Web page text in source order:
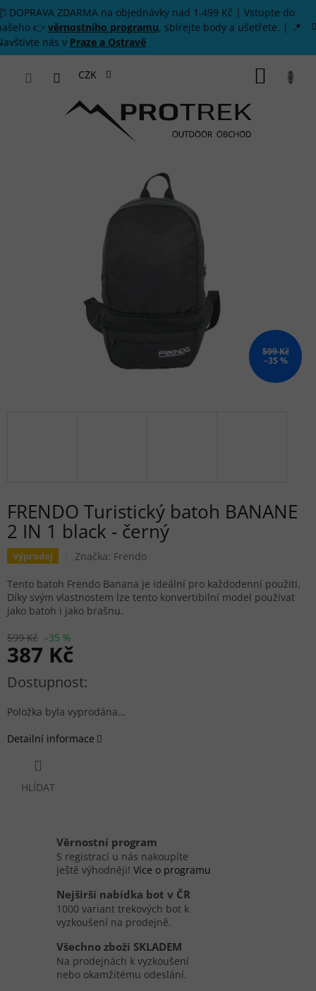
Přejít na obsah
DOPRAVA ZDARMA na objednávky nad 1.499 Kč | Vstupte do
👉 věrnostního programu, sbírejte body a ušetřete. | 📍
nás v Praze a Ostravě
CZK
599 Kč
–35 %
FRENDO Turistický batoh BANANE
2 IN 1 black - černý
Výprodej Značka: Frendo
599 Kč –35 %
387 Kč
Měrná cena:
Položka byla vyprodána…
Tento batoh Frendo Banana je ideální pro každodenní použití.
Díky svým vlastnostem lze tento konvertibilní model používat
jako batoh i jako brašnu.
Detailní informace
HLÍDAT
Věrnostní program
S registrací u nás nakoupíte
ještě výhodněji! Více o programu
Nejširší nabídka bot v ČR
1000 variant trekových bot k
vyzkoušení na prodejně.
Všechno zboží SKLADEM
Na prodejnách k vyzkoušení
nebo okamžitému odeslání.